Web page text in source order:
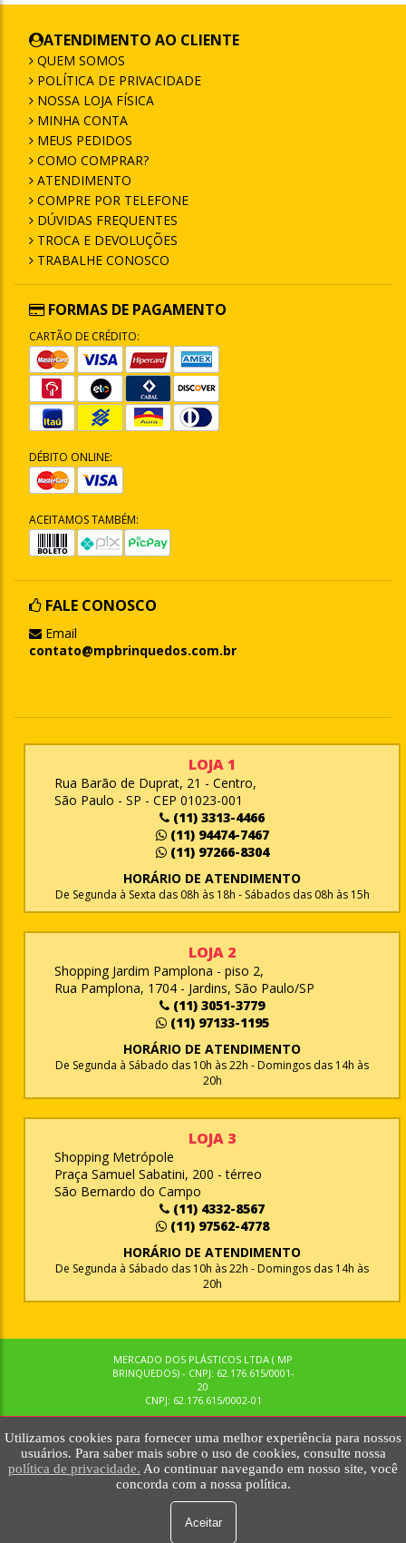
Utilizamos cookies para fornecer uma melhor experiência para nossos
usuários. Para saber mais sobre o uso de cookies, consulte nossa
política de privacidade. Ao continuar navegando em nosso site, você
concorda com a nossa política.
Aceitar
ATENDIMENTO AO CLIENTE
QUEM SOMOS
POLÍTICA DE PRIVACIDADE
NOSSA LOJA FÍSICA
MINHA CONTA
MEUS PEDIDOS
COMO COMPRAR?
ATENDIMENTO
COMPRE POR TELEFONE
DÚVIDAS FREQUENTES
TROCA E DEVOLUÇÕES
TRABALHE CONOSCO
FORMAS DE PAGAMENTO
CARTÃO DE CRÉDITO:
DÉBITO ONLINE:
ACEITAMOS TAMBÉM:
FALE CONOSCO
Email
contato@mpbrinquedos.com.br
LOJA 1
Rua Barão de Duprat, 21 - Centro,
São Paulo - SP - CEP 01023-001
(11) 3313-4466
(11) 94474-7467
(11) 97266-8304
HORÁRIO DE ATENDIMENTO
De Segunda à Sexta das 08h às 18h - Sábados das 08h às 15h
LOJA 2
Shopping Jardim Pamplona - piso 2,
Rua Pamplona, 1704 - Jardins, São Paulo/SP
(11) 3051-3779
(11) 97133-1195
HORÁRIO DE ATENDIMENTO
De Segunda à Sábado das 10h às 22h - Domingos das 14h às
20h
LOJA 3
Shopping Metrópole
Praça Samuel Sabatini, 200 - térreo
São Bernardo do Campo
(11) 4332-8567
(11) 97562-4778
HORÁRIO DE ATENDIMENTO
De Segunda à Sábado das 10h às 22h - Domingos das 14h às
20h
MERCADO DOS PLÁSTICOS LTDA ( MP
BRINQUEDOS) - CNPJ: 62.176.615/0001-
20
CNPJ: 62.176.615/0002-01
© MPBRINQUEDOS. TODOS OS DIREITOS RESERVADOS. MKTNOW